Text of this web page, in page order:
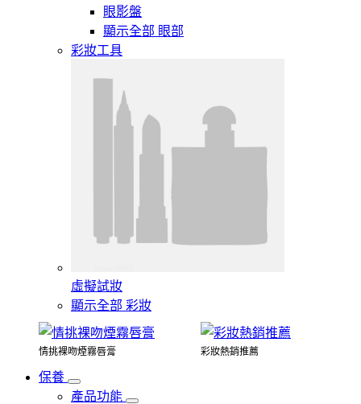
眼影盤
顯示全部 眼部
彩妝工具
虛擬試妝
顯示全部 彩妝
情挑裸吻煙霧唇膏 彩妝熱銷推薦
保養
產品功能